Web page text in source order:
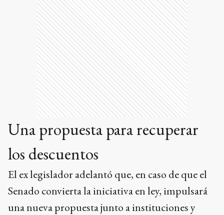
Una propuesta para recuperar
los descuentos
El ex legislador adelantó que, en caso de que el
Senado convierta la iniciativa en ley, impulsará
una nueva propuesta junto a instituciones y